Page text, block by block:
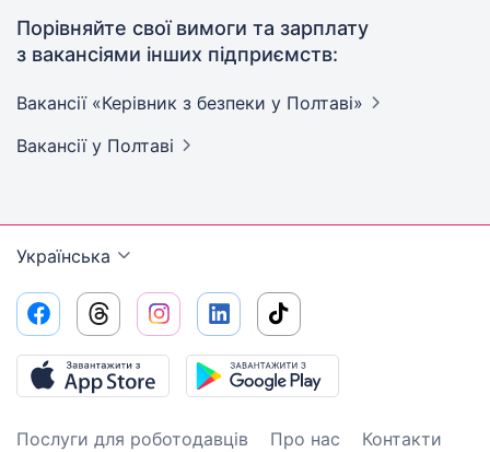
Порівняйте свої вимоги та зарплату
з вакансіями інших підприємств:
Вакансії «Керівник з безпеки у Полтаві»
Вакансії у Полтаві
Українська
Послуги для роботодавців Про нас Контакти